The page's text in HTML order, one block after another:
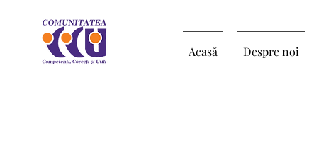
Acasă Despre noi